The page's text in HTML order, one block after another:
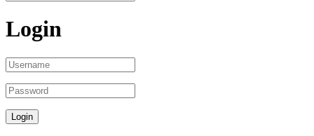
Login